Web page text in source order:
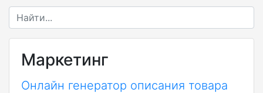
Маркетинг
Онлайн генератор описания товара